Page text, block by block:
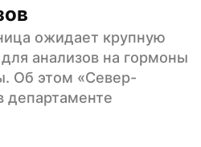
ожидает крупную
анализов на гормоны
Об этом «Север-
департаменте